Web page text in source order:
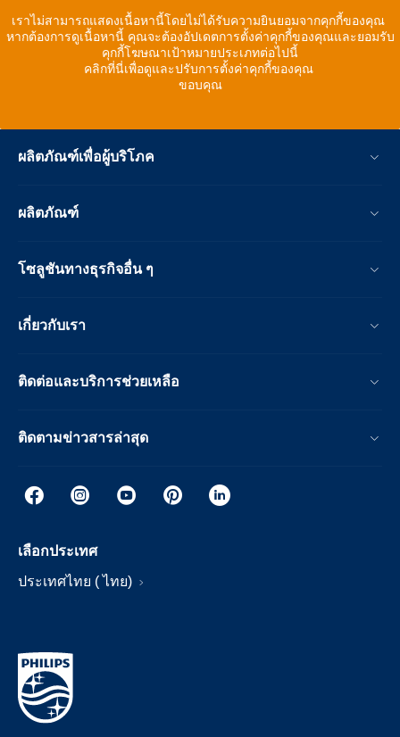
เราไม่สามารถแสดงเนื้อหานี้โดยไม่ได้รับความยินยอมจากคุกกี้ของคุณ
หากต้องการดูเนื้อหานี้ คุณจะต้องอัปเดตการตั้งค่าคุกกี้ของคุณและยอมรับ
คุกกี้โฆษณาเป้าหมายประเภทต่อไปนี้
คลิกที่นี่เพื่อดูและปรับการตั้งค่าคุกกี้ของคุณ
ขอบคุณ
ผลิตภัณฑ์เพื่อผู้บริโภค
ผลิตภัณฑ์
โซลูชันทางธุรกิจอื่น ๆ
เกี่ยวกับเรา
ติดต่อและบริการช่วยเหลือ
ติดตามข่าวสารล่าสุด
เลือกประเทศ
ประเทศไทย ( ไทย)